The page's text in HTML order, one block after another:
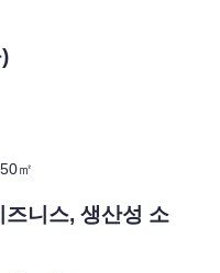
㎡
니스, 생산성 소